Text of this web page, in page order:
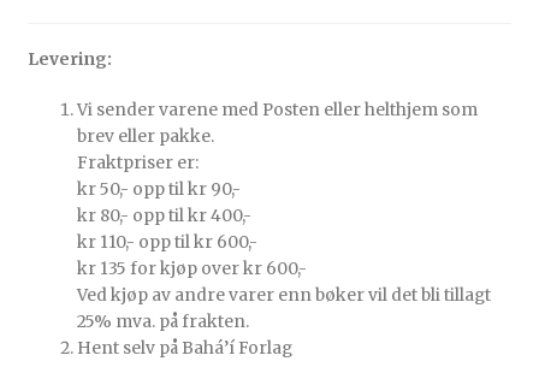
Levering:
Vi sender varene med Posten eller helthjem som
brev eller pakke.
Fraktpriser er:
kr 50,- opp til kr 90,-
kr 80,- opp til kr 400,-
kr 110,- opp til kr 600,-
kr 135 for kjøp over kr 600,-
Ved kjøp av andre varer enn bøker vil det bli tillagt
25% mva. på frakten.
Hent selv på Bahá’í Forlag